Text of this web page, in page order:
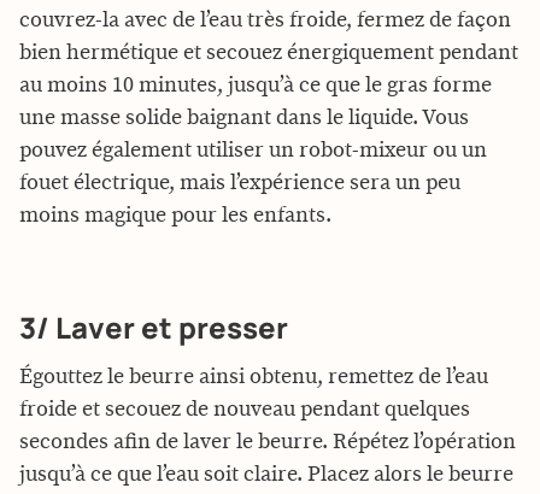
couvrez-la avec de l’eau très froide, fermez de façon
bien hermétique et secouez énergiquement pendant
au moins 10 minutes, jusqu’à ce que le gras forme
une masse solide baignant dans le liquide. Vous
pouvez également utiliser un robot-mixeur ou un
fouet électrique, mais l’expérience sera un peu
moins magique pour les enfants.
3/ Laver et presser
Égouttez le beurre ainsi obtenu, remettez de l’eau
froide et secouez de nouveau pendant quelques
secondes afin de laver le beurre. Répétez l’opération
jusqu’à ce que l’eau soit claire. Placez alors le beurre